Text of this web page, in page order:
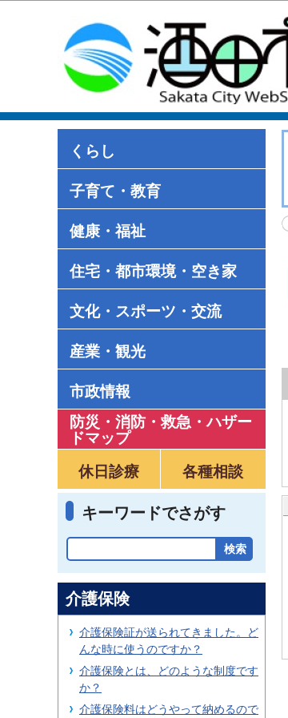
くらし
子育て・教育
健康・福祉
住宅・都市環境・空き家
文化・スポーツ・交流
産業・観光
市政情報
防災・消防・救急 ・ハザー
ドマップ
休日診療
各種相談
キーワードでさがす
介護保険
介護保険証が送られてきました。ど
んな時に使うのですか？
介護保険とは、どのような制度です
か？
介護保険料はどうやって納めるので